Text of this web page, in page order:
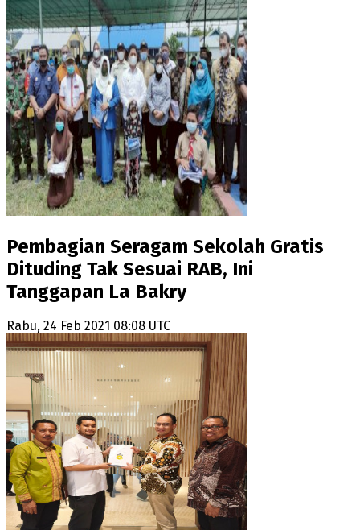
Pembagian Seragam Sekolah Gratis
Dituding Tak Sesuai RAB, Ini
Tanggapan La Bakry
Rabu, 24 Feb 2021 08:08 UTC